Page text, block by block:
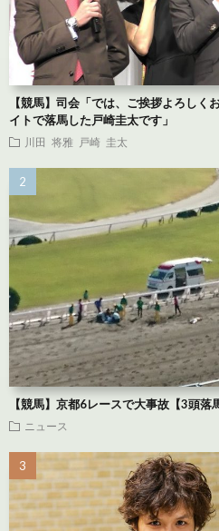
【競馬】司会「では、ご挨拶よろしく
イトで落馬した戸崎圭太です」
川田 将雅 戸崎 圭太
【競馬】京都6レースで大事故【3頭落
ニュース